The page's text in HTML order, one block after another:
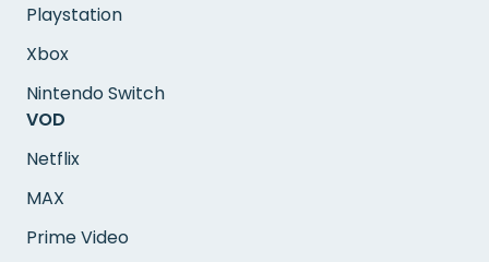
Playstation
Xbox
Nintendo Switch
VOD
Netflix
MAX
Prime Video